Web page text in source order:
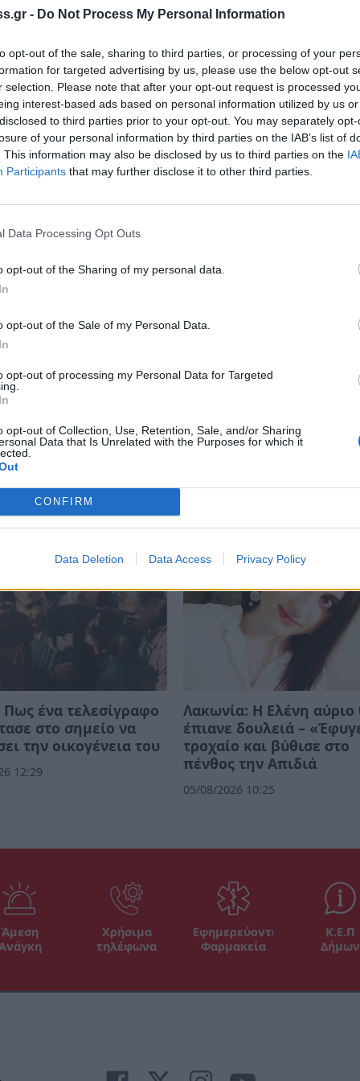
- Do Not Process My Personal Information
opt-out of the sale, sharing to third parties, or processing of your
for targeted advertising by us, please use the below opt-out
selection. Please note that after your opt-out request is processed
interest-based ads based on personal information utilized by us
to third parties prior to your opt-out. You may separately
of your personal information by third parties on the IAB’s list of
This information may also be disclosed by us to third parties on the
Participants that may further disclose it to other third parties.
Data Processing Opt Outs
opt-out of the Sharing of my personal data.
opt-out of the Sale of my Personal Data.
opt-out of processing my Personal Data for Targeted
opt-out of Collection, Use, Retention, Sale, and/or Sharing
Data that Is Unrelated with the Purposes for which it
CONFIRM
Data Deletion Data Access Privacy Policy
συνδυασμό με τις γνώσεις του,
του θα είναι συναρπαστική και
εκδηλώσεων του πρώην Δημαρχείου
ώρα 6:30 μ.μ.. Η είσοδος είναι ελεύθερη.
Το τελευταίο
«γη - ουρανός»
που τόσοι
09:05
Λακωνία: Η Ιερή
υποδέχεται τους
ένα τελεσίγραφο
στο σημείο να
την οικογένεια του
12:29
Λακωνία: Η Ελένη αύριο
έπιανε δουλειά –
τροχαίο και βύθισε στο
πένθος την Απιδιά
05/08/2026 10:25
Άμεση
Χρήσιμα
τηλέφωνα
Εφημερεύοντα
Φαρμακεία
Κ.Ε.Π
Δήμων